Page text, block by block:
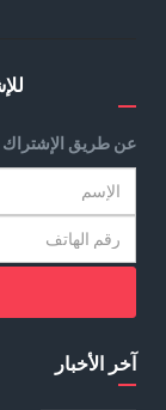
عن طريق الإشتراك
آخر الأخبار